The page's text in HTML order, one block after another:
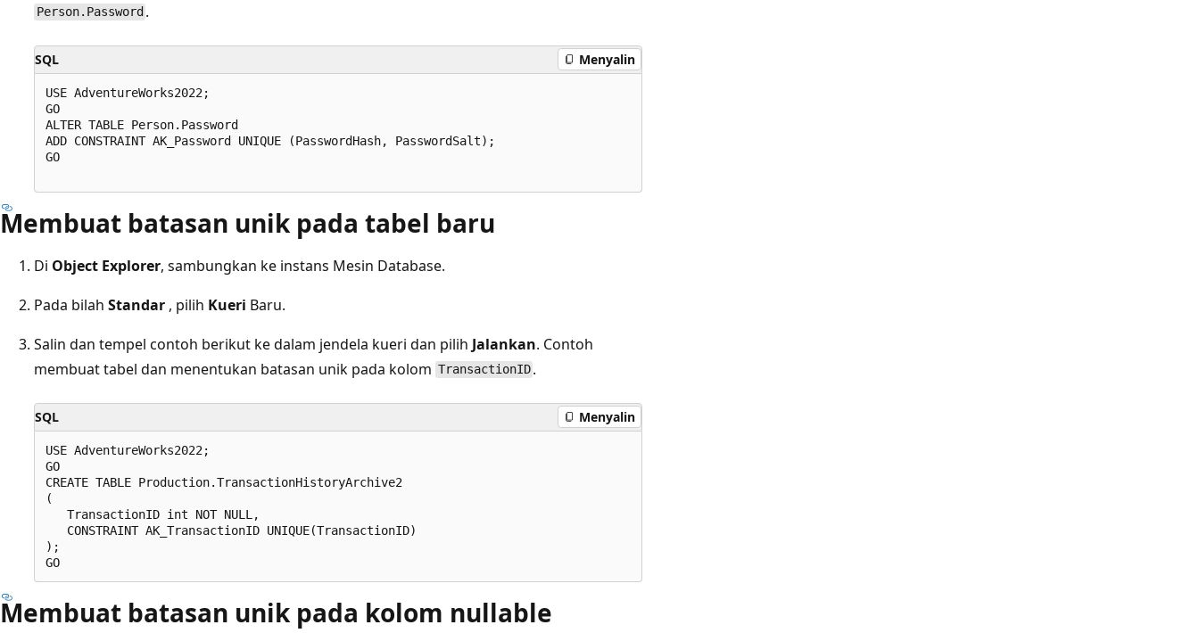
Person.Password .
SQL Menyalin
USE AdventureWorks2022;
GO
ALTER TABLE Person.Password
ADD CONSTRAINT AK_Password UNIQUE (PasswordHash, PasswordSalt);
GO
Membuat batasan unik pada tabel baru
Di Object Explorer, sambungkan ke instans Mesin Database.
Pada bilah Standar , pilih Kueri Baru.
Salin dan tempel contoh berikut ke dalam jendela kueri dan pilih Jalankan. Contoh
membuat tabel dan menentukan batasan unik pada kolom TransactionID .
SQL Menyalin
USE AdventureWorks2022;
GO
CREATE TABLE Production.TransactionHistoryArchive2
(
   TransactionID int NOT NULL,
   CONSTRAINT AK_TransactionID UNIQUE(TransactionID)
);
Membuat batasan unik pada kolom nullable